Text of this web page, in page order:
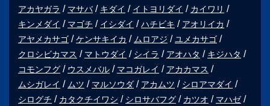
アカヤガラ
マサバ キダイ イトヨリダイ
カイワリ
キンメダイ
マゴチ イシダイ ハチビキ
アオリイカ
アヤメカサゴ
ケンサキイカ ムロアジ
ユメカサゴ
クロシビカマス
マトウダイ シイラ アオハタ
キジハタ
コモンフグ
ウスメバル マコガレイ
アカカマス
ムシガレイ
ムツ マルソウダ アカムツ
シロアマダイ
シログチ
カタクチイワシ シロサバフグ カツオ マハゼ